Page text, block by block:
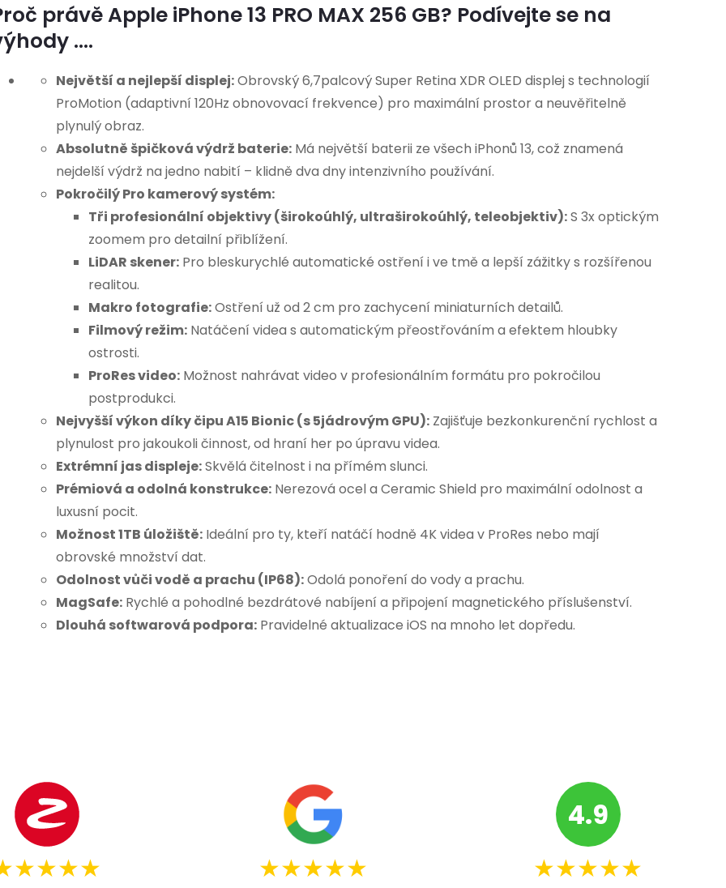
právě Apple iPhone 13 PRO MAX 256 GB? Podívejte se na
....
Největší a nejlepší displej:Obrovský 6,7palcový Super Retina XDR OLED displej s technologií
ProMotion (adaptivní 120Hz obnovovací frekvence) pro maximální prostor a neuvěřitelně
plynulý obraz.
Absolutně špičková výdrž baterie: Má největší baterii ze všech iPhonů 13, což znamená
nejdelší výdrž na jedno nabití – klidně dva dny intenzivního používání.
Pokročilý Pro kamerový systém:
Tři profesionální objektivy (širokoúhlý, ultraširokoúhlý, teleobjektiv):S 3x optickým
zoomem pro detailní přiblížení.
LiDAR skener: Pro bleskurychlé automatické ostření i ve tmě a lepší zážitky s rozšířenou
realitou.
Makro fotografie:Ostření už od 2 cm pro zachycení miniaturních detailů.
Filmový režim: Natáčení videa s automatickým přeostřováním a efektem hloubky
ostrosti.
ProRes video: Možnost nahrávat video v profesionálním formátu pro pokročilou
postprodukci.
Nejvyšší výkon díky čipu A15 Bionic (s 5jádrovým GPU): Zajišťuje bezkonkurenční rychlost a
plynulost pro jakoukoli činnost, od hraní her po úpravu videa.
Extrémní jas displeje:Skvělá čitelnost i na přímém slunci.
Prémiová a odolná konstrukce: Nerezová ocel a Ceramic Shield pro maximální odolnost a
luxusní pocit.
Možnost 1TB úložiště: Ideální pro ty, kteří natáčí hodně 4K videa v ProRes nebo mají
obrovské množství dat.
Odolnost vůči vodě a prachu (IP68):Odolá ponoření do vody a prachu.
MagSafe: Rychlé a pohodlné bezdrátové nabíjení a připojení magnetického příslušenství.
Dlouhá softwarová podpora: Pravidelné aktualizace iOS na mnoho let dopředu.
★★★★★
4.9
★★★★★